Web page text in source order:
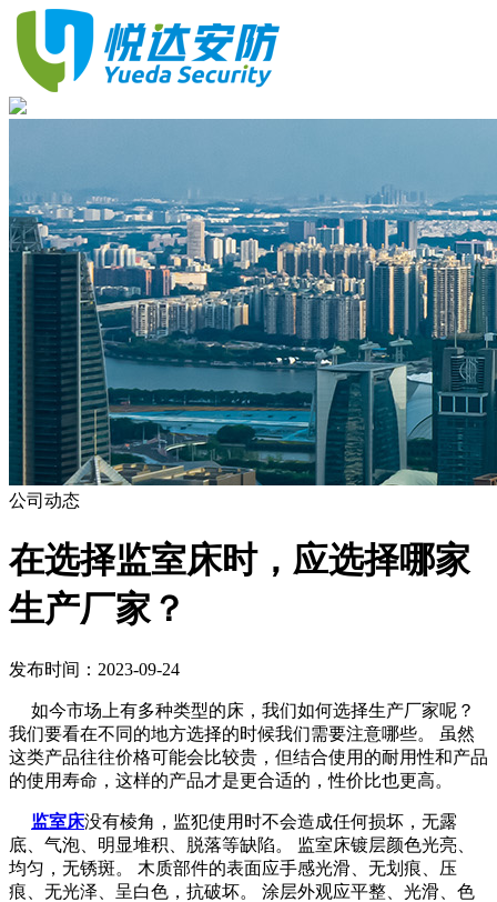
公司动态
​在选择监室床时，应选择哪家
生产厂家？
发布时间：2023-09-24
如今市场上有多种类型的床，我们如何选择生产厂家呢？
我们要看在不同的地方选择的时候我们需要注意哪些。 虽然
这类产品往往价格可能会比较贵，但结合使用的耐用性和产品
的使用寿命，这样的产品才是更合适的，性价比也更高。
监室床没有棱角，监犯使用时不会造成任何损坏，无露
底、气泡、明显堆积、脱落等缺陷。 监室床镀层颜色光亮、
均匀，无锈斑。 木质部件的表面应手感光滑、无划痕、压
痕、无光泽、呈白色，抗破坏。 涂层外观应平整、光滑、色